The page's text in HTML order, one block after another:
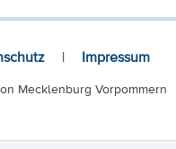
| Impressum
Mecklenburg Vorpommern